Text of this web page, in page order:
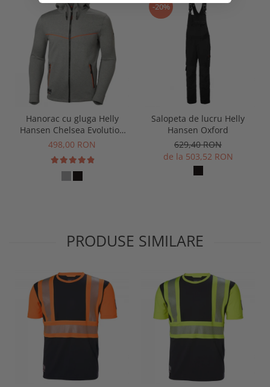
Hanorac cu gluga Helly
Hansen Chelsea Evolution
Zip Hoodie
498,00 RON
-20%
Salopeta de lucru Helly
Hansen Oxford
629,40 RON
de la 503,52 RON
PRODUSE SIMILARE